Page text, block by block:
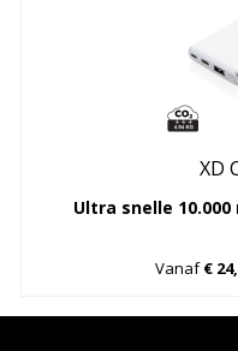
XD
Ultra snelle
Vanaf€